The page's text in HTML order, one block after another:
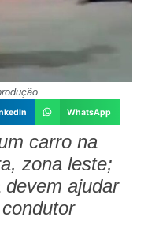
WhatsApp
carro na
zona leste;
ajudar